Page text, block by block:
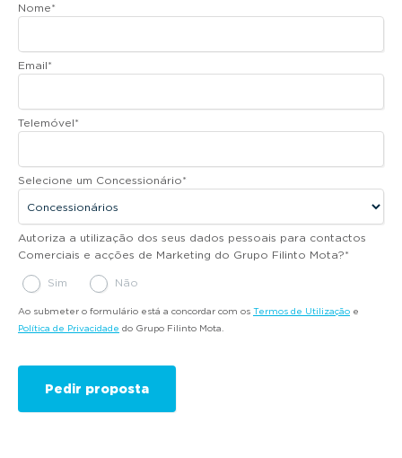
Nome*
Email*
Telemóvel*
Selecione um Concessionário*
Autoriza a utilização dos seus dados pessoais para contactos
Comerciais e acções de Marketing do Grupo Filinto Mota?*
Sim Não
Ao submeter o formulário está a concordar com os Termos de Utilização e
Política de Privacidade do Grupo Filinto Mota.